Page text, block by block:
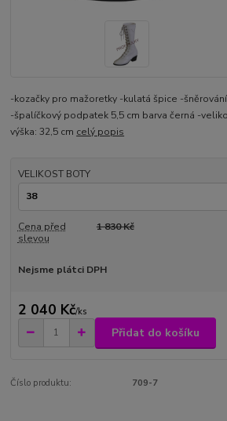
-kozačky pro mažoretky -kulatá špice -
-špalíčkový podpatek 5,5 cm barva černá -
výška: 32,5 cm celý popis
VELIKOST BOTY
Cena před
slevou
1 830 Kč
Nejsme plátci DPH
2 040 Kč/ks
Přidat do košíku
Číslo produktu: 709-7